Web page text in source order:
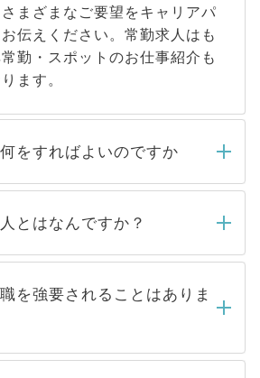
まざまなご要望をキャリアパ
伝えください。常勤求人はも
勤・スポットのお仕事紹介も
ます。
をすればよいのですか
きましたら、弊社担当者がご
確認し、その後メールもしくは
5営業日以内にはご連絡をせて
すので、しばらくお待ちくださ
とはなんですか？
で取り扱っている求人の
、Webサイトからご覧いただ
公開求人」です。非公開求人は
によって、一般には公開してい
を強要されることはありま
強要することは一切ありませ